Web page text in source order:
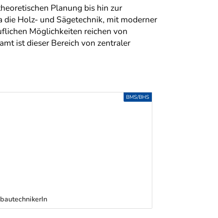
Planung bis hin zur
Holz- und Sägetechnik, mit moderner
Möglichkeiten reichen von
ist dieser Bereich von zentraler
BMS/BHS